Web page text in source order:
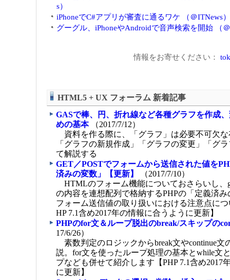
s）
iPhoneでC#アプリが審査に通るワケ （＠ITNews）
グーグル、iPhoneやAndroidで音声検索を開始 （
情報をお寄せください：
HTML5 + UX フォーラム 新着記事
GASで棒、円、折れ線など各種グラフを作成
めの基本（2017/7/12）
資料を作る際に、「グラフ」は必要不可欠
「グラフの新規作成」「グラフの変更」「グ
て解説する
GET／POSTでフォームから送信された値を
済みの変数」【更新】
（2017/7/10）
HTMLのフォーム機能についておさらいし、
の内容を連想配列で格納するPHPの「定義済
フォーム送信値の取り扱いにおける注意点に
HP 7.1含め2017年の情報に合うように更新】
PHPのfor文＆ループ脱出のbreak/スキップの
17/6/26）
素数判定のロジックからbreak文やcontinue文
説。for文を使ったループ処理の基本とwhile文
プなども併せて紹介します【PHP 7.1含め2017
に更新】